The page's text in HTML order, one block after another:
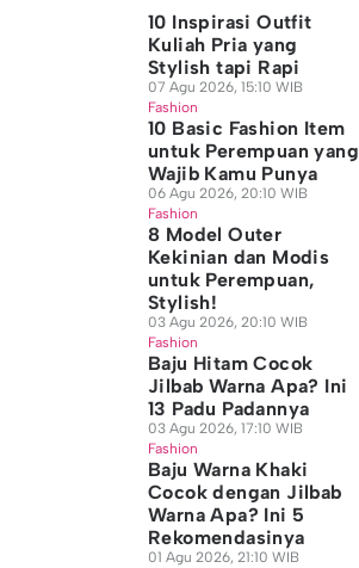
10 Inspirasi Outfit
Kuliah Pria yang
Stylish tapi Rapi
07 Agu 2026, 15:10 WIB
Fashion
10 Basic Fashion Item
untuk Perempuan yang
Wajib Kamu Punya
06 Agu 2026, 20:10 WIB
Fashion
8 Model Outer
Kekinian dan Modis
untuk Perempuan,
Stylish!
03 Agu 2026, 20:10 WIB
Fashion
Baju Hitam Cocok
Jilbab Warna Apa? Ini
13 Padu Padannya
03 Agu 2026, 17:10 WIB
Fashion
Baju Warna Khaki
Cocok dengan Jilbab
Warna Apa? Ini 5
Rekomendasinya
01 Agu 2026, 21:10 WIB